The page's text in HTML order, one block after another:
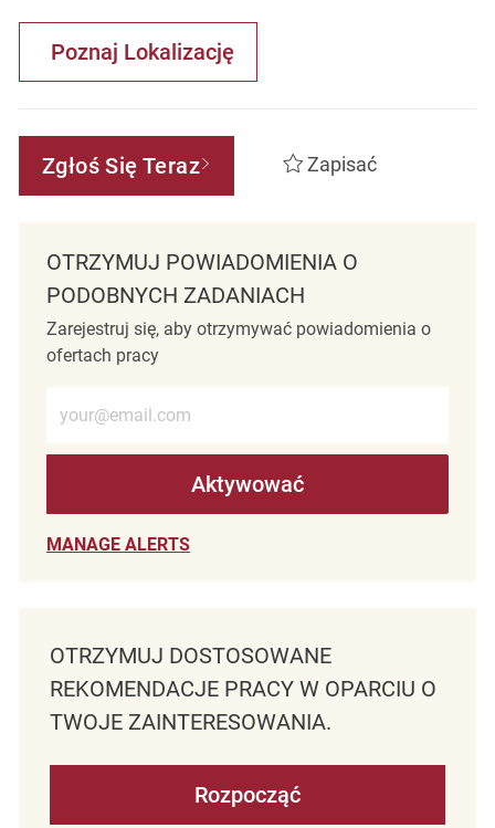
Poznaj Lokalizację
Zgłoś Się Teraz Zapisać
OTRZYMUJ POWIADOMIENIA O
PODOBNYCH ZADANIACH
Zarejestruj się, aby otrzymywać powiadomienia o
ofertach pracy
Aktywować
MANAGE ALERTS
OTRZYMUJ DOSTOSOWANE
REKOMENDACJE PRACY W OPARCIU O
TWOJE ZAINTERESOWANIA.
Rozpocząć